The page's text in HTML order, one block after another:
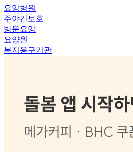
요양병원
주야간보호
방문요양
요양원
복지용구기관